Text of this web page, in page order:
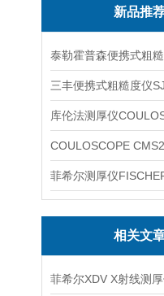
新品推
三丰便携式粗糙度仪
相关文
菲希尔XDV X射线测